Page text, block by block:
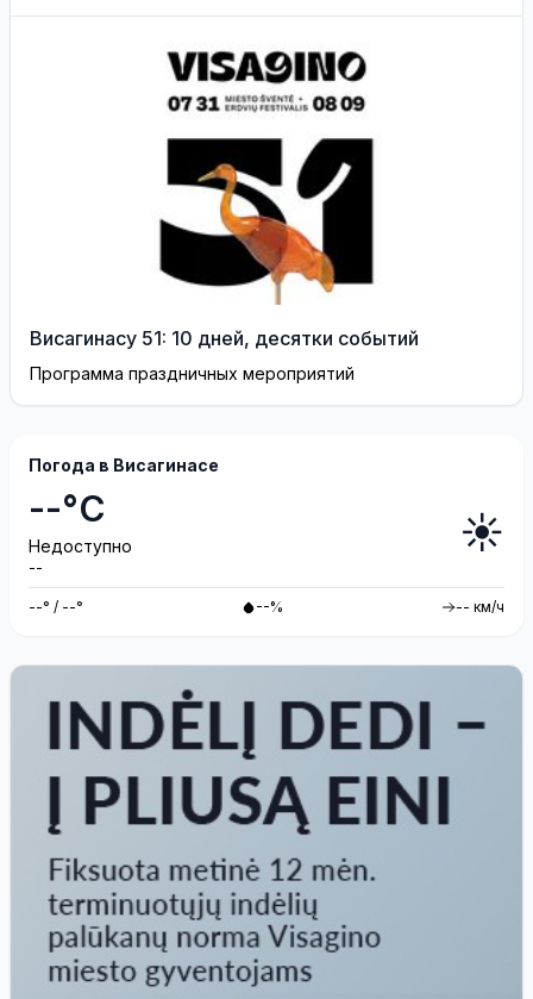
Васильева!
Висагинасу 51: 10 дней, десятки событий
Программа праздничных мероприятий
Погода в Висагинасе
--°C
Недоступно
--
☀️
--° / --° --% -- км/ч